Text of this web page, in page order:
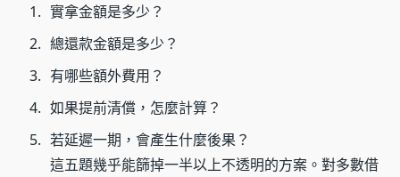
實拿金額是多少？
總還款金額是多少？
有哪些額外費用？
如果提前清償，怎麼計算？
若延遲一期，會產生什麼後果？
這五題幾乎能篩掉一半以上不透明的方案。對多數借